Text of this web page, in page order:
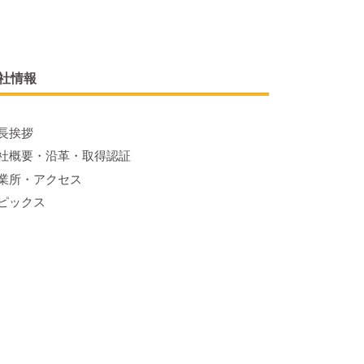
情報
挨拶
概要・沿革・取得認証
所・アクセス
ックス